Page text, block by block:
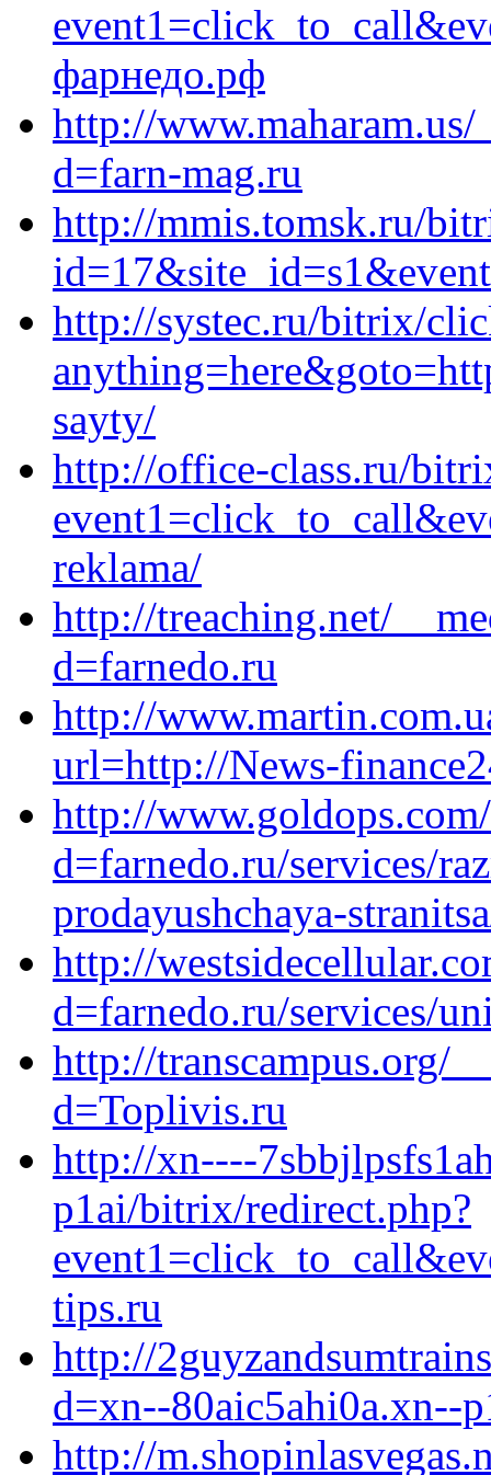
фарнедо.рф
http://
d=farn-mag.ru
http://mmis.tomsk.ru/
http://systec.ru/bitrix/
sayty/
http://office-class.ru/
reklama/
http://treaching.net/
d=farnedo.ru
http://
url=http://News-
http://
d=farnedo.ru/services/
prodayushchaya-
http://
d=farnedo.ru/services/
http://transcampus.org/
d=Toplivis.ru
http://xn----
p1ai/bitrix/redirect.php?
tips.ru
http://
d=xn--80aic5ahi0a.xn--
http://